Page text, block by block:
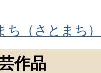
ち（さとまち
作品